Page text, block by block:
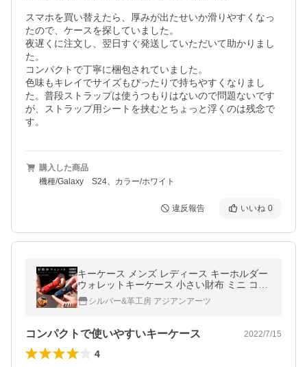
スマホを買い替えたら、厚みが出たせいか滑りやすくなっ
たので、ケースを探していました。
夜遅くに注文し、翌日すぐ発送していただいて助かりまし
た。
コンパクトで丁寧に梱包されていました。
色味もキレイでサイズもぴったりで持ちやすくなりまし
た。普段ストラップは使うつもりはないので問題ないです
が、ストラップ用シートを挟むとちょっと浮くのは残念で
す。
購入した商品
機種/Galaxy S24、カラー/ホワイト
違反報告 いいね 0
キーケース メンズ レディース キーホルダー
ウォレットキーケース 小さい財布 ミニ コン
パクト お散歩ウォレット DAYSART
シルバー&革工房 アジアンアーツ
コンパクトで使いやすいキーケース 2022/7/15
4